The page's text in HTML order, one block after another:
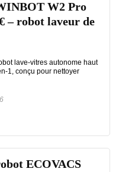
W2 Pro
– robot laveur de
lave-vitres autonome haut
1, conçu pour nettoyer
ECOVACS